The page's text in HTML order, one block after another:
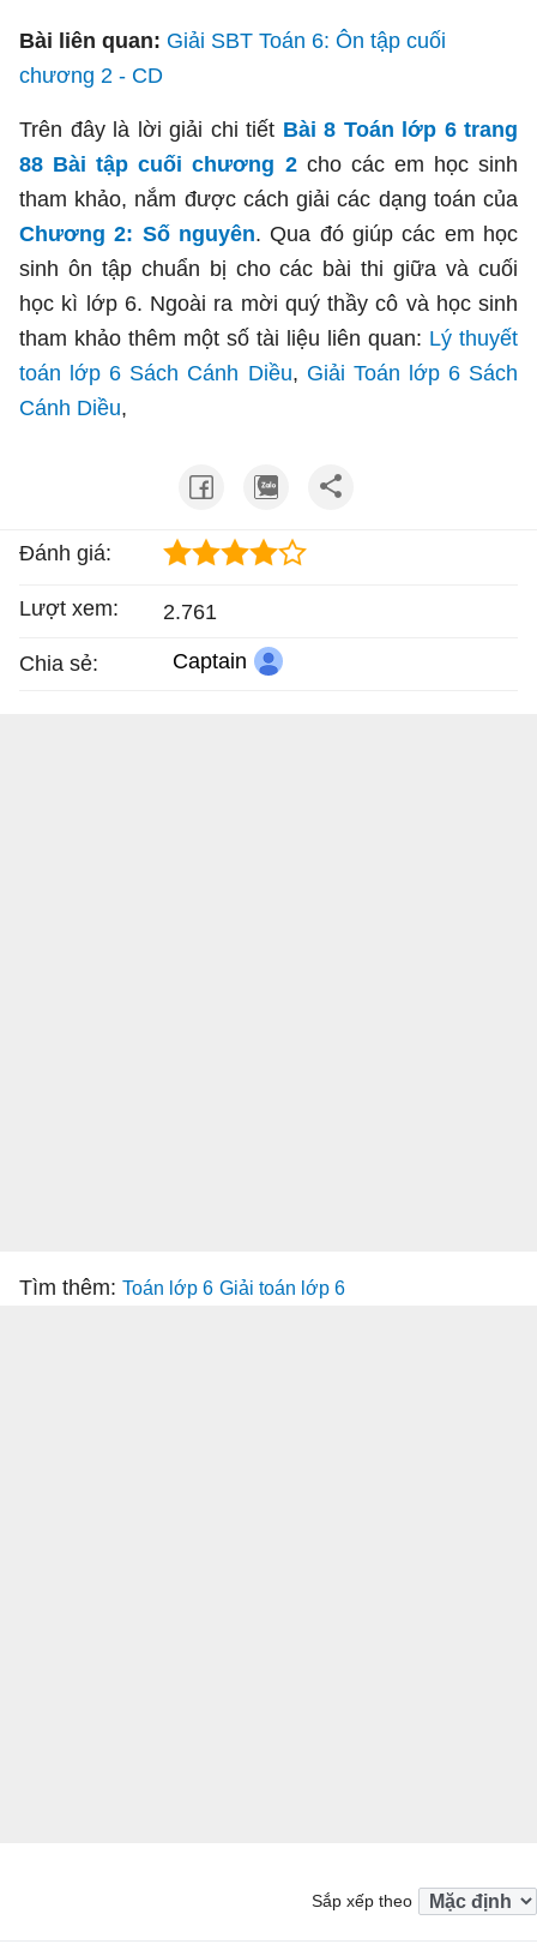
Bài liên quan: Giải SBT Toán 6: Ôn tập cuối
chương 2 - CD
Trên đây là lời giải chi tiết Bài 8 Toán lớp 6 trang
88 Bài tập cuối chương 2cho các em học sinh
tham khảo, nắm được cách giải các dạng toán của
Chương 2: Số nguyên. Qua đó giúp các em học
sinh ôn tập chuẩn bị cho các bài thi giữa và cuối
học kì lớp 6. Ngoài ra mời quý thầy cô và học sinh
tham khảo thêm một số tài liệu liên quan: Lý thuyết
toán lớp 6 Sách Cánh Diều, Giải Toán lớp 6 Sách
Cánh Diều,
Đánh giá:
Lượt xem: 2.761
Chia sẻ: Captain
Tìm thêm: Toán lớp 6 Giải toán lớp 6
Sắp xếp theo